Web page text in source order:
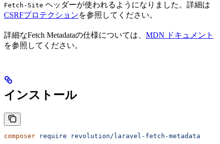
Fetch-Site ヘッダーが使われるようになりました。詳細は
CSRFプロテクションを参照してください。
詳細なFetch Metadataの仕様については、 MDN ドキュメント
を参照してください。
インストール
composer require revolution/laravel-fetch-metadata